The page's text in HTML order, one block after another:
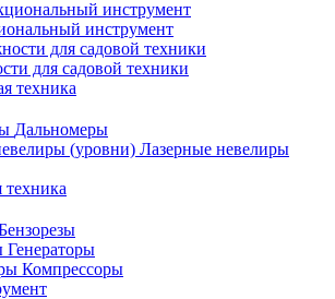
инструмент
для садовой техники
техника
Дальномеры
Лазерные невелиры
техника
Генераторы
Компрессоры